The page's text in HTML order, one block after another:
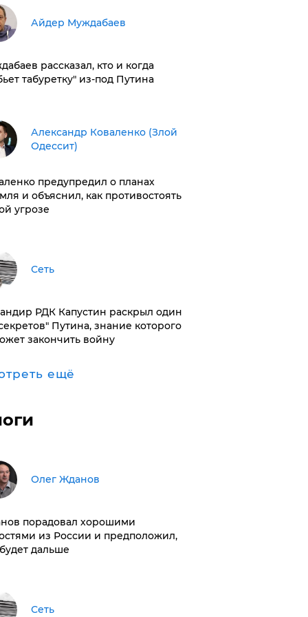
Айдер Муждабаев
рассказал, кто и когда
табуретку" из-под Путина
Александр Коваленко (Злой
Одессит)
предупредил о планах
и объяснил, как противостоять
угрозе
Сеть
РДК Капустин раскрыл один
Путина, знание которого
закончить войну
ещё
Олег Жданов
порадовал хорошими
из России и предположил,
дальше
Сеть